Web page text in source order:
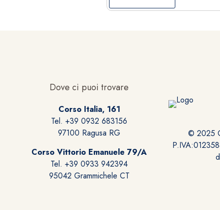
Dove ci puoi trovare
Corso Italia, 161
Tel. +39 0932 683156
97100 Ragusa RG
Corso Vittorio Emanuele 79/A
Tel. +39 0933 942394
95042 Grammichele CT
© 2025